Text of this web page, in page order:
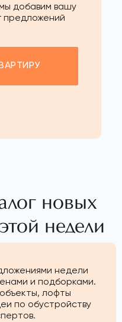
добавим вашу
предложений
новых
недели
недели
и подборками.
лофты
по обустройству